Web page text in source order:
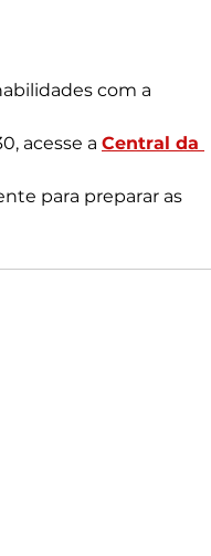
com a
acesse a Central da
para preparar as